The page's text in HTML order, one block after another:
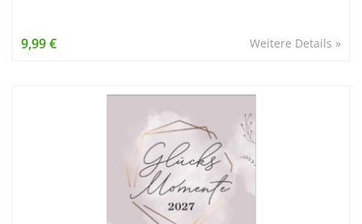
Weitere Details »
9,99 €